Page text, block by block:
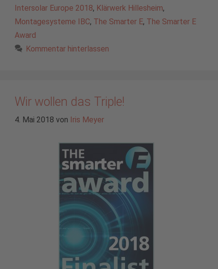
Intersolar Europe 2018, Klärwerk Hillesheim,
Montagesysteme IBC, The Smarter E, The Smarter E
Award
Kommentar hinterlassen
Wir wollen das Triple!
4. Mai 2018 von Iris Meyer